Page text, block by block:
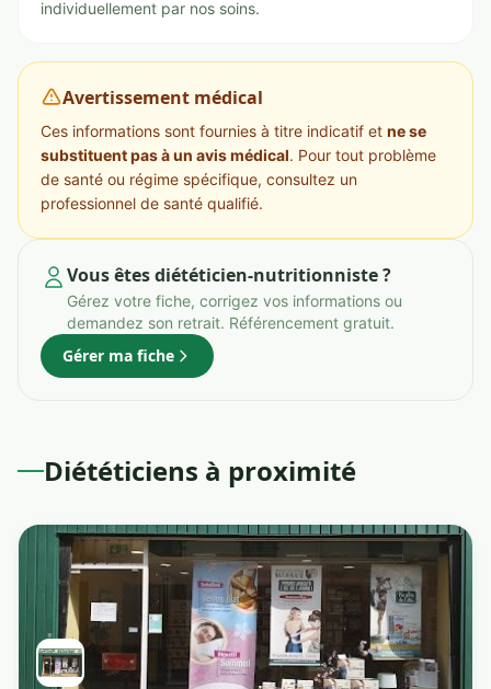
individuellement par nos soins.
Avertissement médical
Ces informations sont fournies à titre indicatif et ne se
substituent pas à un avis médical. Pour tout problème
de santé ou régime spécifique, consultez un
professionnel de santé qualifié.
Vous êtes diététicien-nutritionniste ?
Gérez votre fiche, corrigez vos informations ou
demandez son retrait. Référencement gratuit.
Gérer ma fiche
Diététiciens à proximité